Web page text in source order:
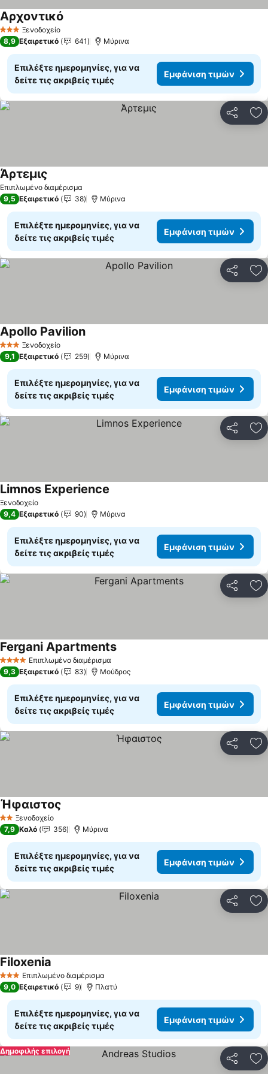
3 ΑστέριαΞενοδοχείο
Aρχοντικό
8,9 Εξαιρετικό 641 Μύρινα
Επιλέξτε ημερομηνίες, για να
δείτε τις ακριβείς τιμές
Εμφάνιση τιμών
Επιπλωμένο διαμέρισμα
Άρτεμις
9,5 Εξαιρετικό 38 Μύρινα
Επιλέξτε ημερομηνίες, για να
δείτε τις ακριβείς τιμές
Εμφάνιση τιμών
3 ΑστέριαΞενοδοχείο
Apollo PavilionΕμφάνιση τιμών
9,1 Εξαιρετικό 259 Μύρινα
Επιλέξτε ημερομηνίες, για να
δείτε τις ακριβείς τιμές
Εμφάνιση τιμών
Ξενοδοχείο
Limnos Experience
9,4 Εξαιρετικό 90 Μύρινα
Επιλέξτε ημερομηνίες, για να
δείτε τις ακριβείς τιμές
Εμφάνιση τιμών
4 ΑστέριαΕπιπλωμένο διαμέρισμα
Fergani ApartmentsΕμφάνιση τιμών
9,3 Εξαιρετικό 83 Μούδρος
Επιλέξτε ημερομηνίες, για να
δείτε τις ακριβείς τιμές
Εμφάνιση τιμών
2 ΑστέριαΞενοδοχείο
Ήφαιστος
7,9 Καλό 356 Μύρινα
Επιλέξτε ημερομηνίες, για να
δείτε τις ακριβείς τιμές
Εμφάνιση τιμών
3 ΑστέριαΕπιπλωμένο διαμέρισμα
Filoxenia
9,0 Εξαιρετικό 9 Πλατύ
Επιλέξτε ημερομηνίες, για να
δείτε τις ακριβείς τιμές
Εμφάνιση τιμών
Δημοφιλής επιλογή